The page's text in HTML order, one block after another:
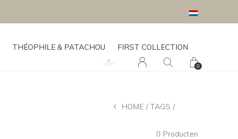
THÉOPHILE & PATACHOU FIRST COLLECTION
0
HOME TAGS
0 Producten